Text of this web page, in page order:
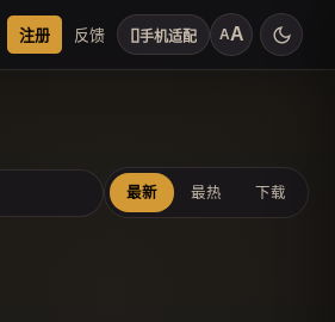
注册 反馈 ▯手机适配 AA
最新 最热 下载